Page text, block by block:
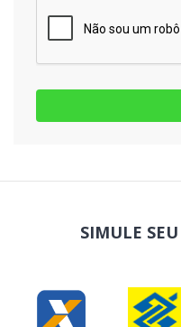
SIMULE SEU